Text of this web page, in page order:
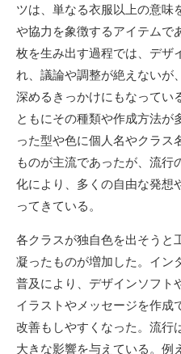
ツは、単なる衣服以上の意味
や協力を象徴するアイテムで
枚を生み出す過程では、デザ
れ、議論や調整が絶えないが
深めるきっかけにもなってい
ともにその種類や作成方法が
った型や色に個人名やクラス
ものが主流であったが、流
化により、多くの自由な発想
ってきている。
各クラスが独自色を出そうと
凝ったものが増加した。イン
普及により、デザインソフト
イラストやメッセージを作成
改善もしやすくなった。流行
大きな影響を与えている。例